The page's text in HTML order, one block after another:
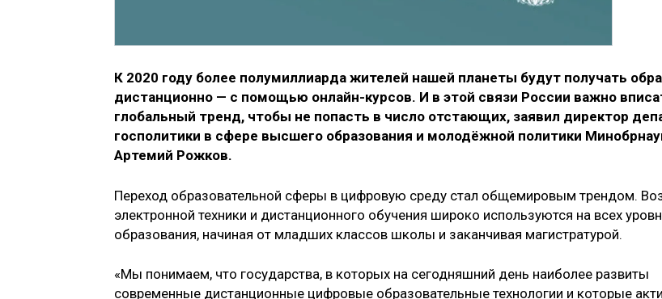
К 2020 году более полумиллиарда жителей нашей планеты будут получать
дистанционно — с помощью онлайн-курсов. И в этой связи России важно
глобальный тренд, чтобы не попасть в число отстающих, заявил директор
госполитики в сфере высшего образования и молодёжной политики
Артемий Рожков.
Переход образовательной сферы в цифровую среду стал общемировым трендом.
электронной техники и дистанционного обучения широко используются на всех
образования, начиная от младших классов школы и заканчивая магистратурой.
«Мы понимаем, что государства, в которых на сегодняшний день наиболее развиты
современные дистанционные цифровые образовательные технологии и которые